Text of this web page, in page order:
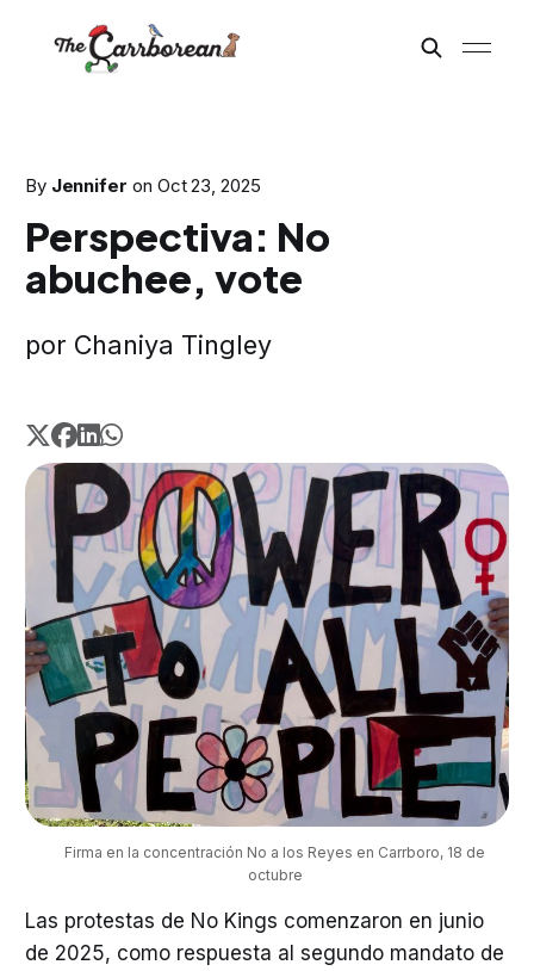
By Jennifer on Oct 23, 2025
Perspectiva: No
abuchee, vote
por Chaniya Tingley
Firma en la concentración No a los Reyes en Carrboro, 18 de
octubre
Las protestas de No Kings comenzaron en junio
de 2025, como respuesta al segundo mandato de